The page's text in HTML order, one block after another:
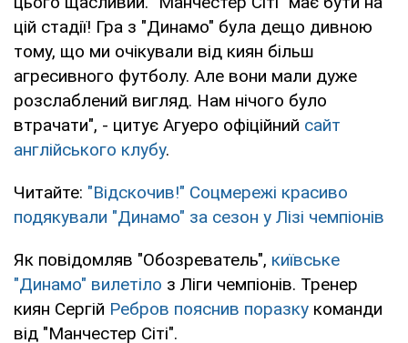
цій стадії! Гра з "Динамо" була дещо дивною
тому, що ми очікували від киян більш
агресивного футболу. Але вони мали дуже
розслаблений вигляд. Нам нічого було
втрачати", - цитує Агуеро офіційний сайт
англійського клубу.
Читайте: "Відскочив!" Соцмережі красиво
подякували "Динамо" за сезон у Лізі чемпіонів
Як повідомляв "Обозреватель", київське
"Динамо" вилетіло з Ліги чемпіонів. Тренер
киян Сергій Ребров пояснив поразку команди
від "Манчестер Сіті".